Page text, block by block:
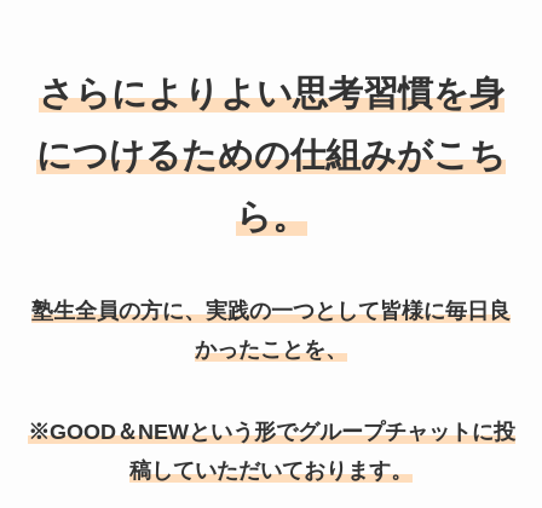
さらによりよい思考習慣を身
につけるための仕組みがこち
ら。
塾生全員の方に、実践の一つとして皆様に毎日良
かったことを、
※GOOD＆NEWという形でグループチャットに投
稿していただいております。